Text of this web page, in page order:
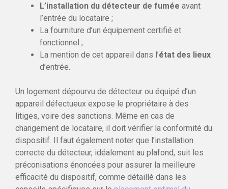
L’installation du détecteur de fumée avant
l’entrée du locataire ;
La fourniture d’un équipement certifié et
fonctionnel ;
La mention de cet appareil dans l’état des lieux
d’entrée.
Un logement dépourvu de détecteur ou équipé d’un
appareil défectueux expose le propriétaire à des
litiges, voire des sanctions. Même en cas de
changement de locataire, il doit vérifier la conformité du
dispositif. Il faut également noter que l’installation
correcte du détecteur, idéalement au plafond, suit les
préconisations énoncées pour assurer la meilleure
efficacité du dispositif, comme détaillé dans les